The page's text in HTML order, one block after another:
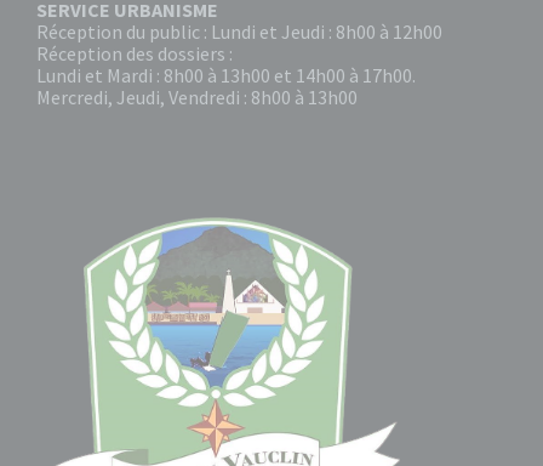
SERVICE URBANISME
Réception du public : Lundi et Jeudi : 8h00 à 12h00
Réception des dossiers :
Lundi et Mardi : 8h00 à 13h00 et 14h00 à 17h00.
Mercredi, Jeudi, Vendredi : 8h00 à 13h00